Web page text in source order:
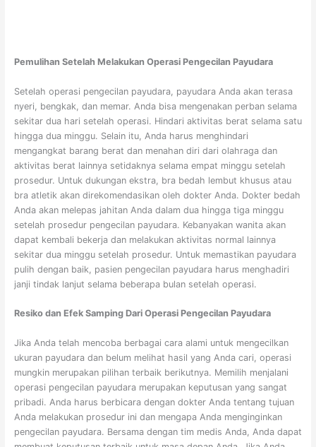
Pemulihan Setelah Melakukan Operasi Pengecilan Payudara
Setelah operasi pengecilan payudara, payudara Anda akan terasa
nyeri, bengkak, dan memar. Anda bisa mengenakan perban selama
sekitar dua hari setelah operasi. Hindari aktivitas berat selama satu
hingga dua minggu. Selain itu, Anda harus menghindari
mengangkat barang berat dan menahan diri dari olahraga dan
aktivitas berat lainnya setidaknya selama empat minggu setelah
prosedur. Untuk dukungan ekstra, bra bedah lembut khusus atau
bra atletik akan direkomendasikan oleh dokter Anda. Dokter bedah
Anda akan melepas jahitan Anda dalam dua hingga tiga minggu
setelah prosedur pengecilan payudara. Kebanyakan wanita akan
dapat kembali bekerja dan melakukan aktivitas normal lainnya
sekitar dua minggu setelah prosedur. Untuk memastikan payudara
pulih dengan baik, pasien pengecilan payudara harus menghadiri
janji tindak lanjut selama beberapa bulan setelah operasi.
Resiko dan Efek Samping Dari Operasi Pengecilan Payudara
Jika Anda telah mencoba berbagai cara alami untuk mengecilkan
ukuran payudara dan belum melihat hasil yang Anda cari, operasi
mungkin merupakan pilihan terbaik berikutnya. Memilih menjalani
operasi pengecilan payudara merupakan keputusan yang sangat
pribadi. Anda harus berbicara dengan dokter Anda tentang tujuan
Anda melakukan prosedur ini dan mengapa Anda menginginkan
pengecilan payudara. Bersama dengan tim medis Anda, Anda dapat